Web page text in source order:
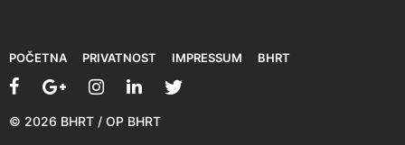
POČETNA PRIVATNOST IMPRESSUM BHRT
© 2026 BHRT / OP BHRT